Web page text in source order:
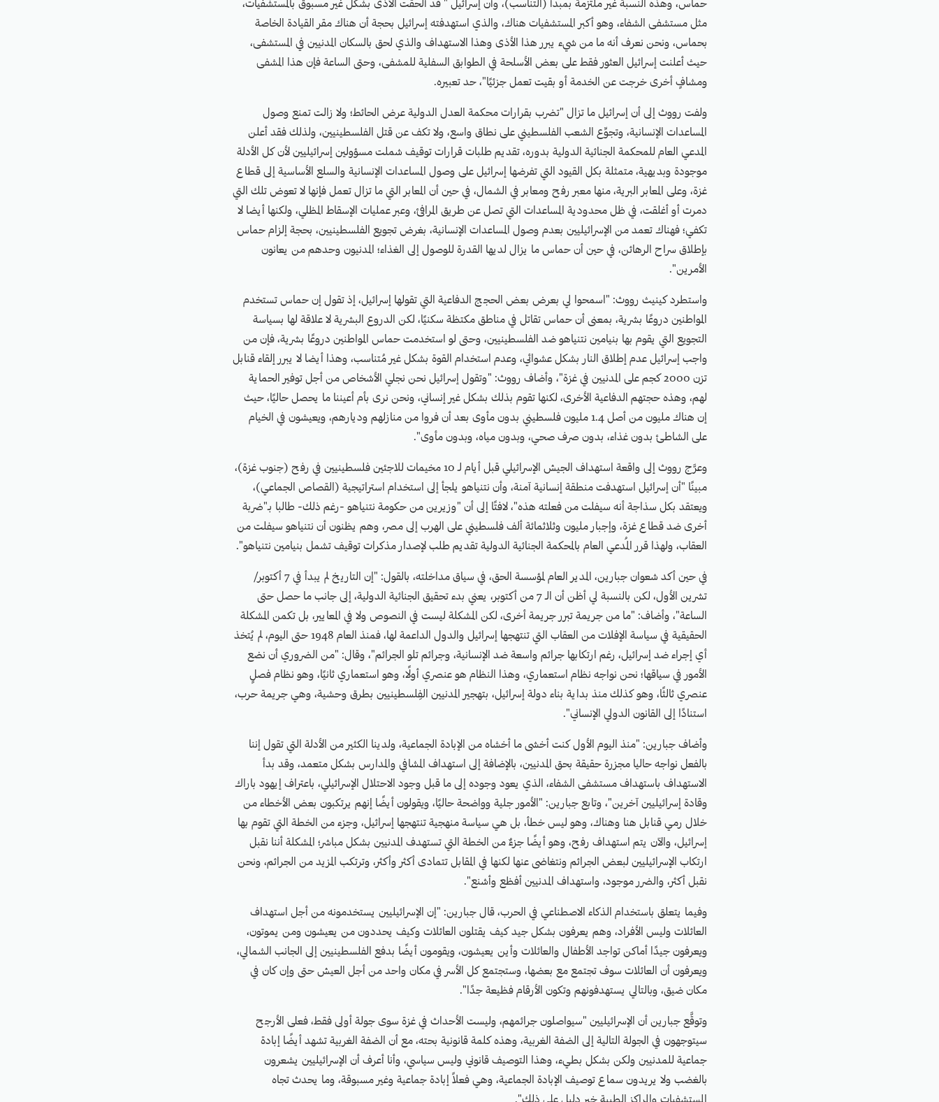
حماس، وهذه النسبة غير ملتزمة بمبدأ (التناسب)، وأن إسرائيل " قد ألحقت الأذى بشكل غير مسبوق بالمستشفيات،
مثل مستشفى الشفاء، وهو أكبر المستشفيات هناك، والذي استهدفته إسرائيل بحجة أن هناك مقر القيادة الخاصة
بحماس، ونحن نعرف أنه ما من شيء يبرر هذا الأذى وهذا الاستهداف والذي لحق بالسكان المدنيين في المستشفى،
حيث أعلنت إسرائيل العثور فقط على بعض الأسلحة في الطوابق السفلية للمشفى، وحتى الساعة فإن هذا المشفى
ومشافٍ أخرى خرجت عن الخدمة أو بقيت تعمل جزئيًا"، حد تعبيره.
ولفت رووث إلى أن إسرائيل ما تزال "تضرب بقرارات محكمة العدل الدولية عرض الحائط؛ ولا زالت تمنع وصول
المساعدات الإنسانية، وتجوِّع الشعب الفلسطيني على نطاق واسع، ولا تكف عن قتل الفلسطينيين، ولذلك فقد أعلن
المدعي العام للمحكمة الجنائية الدولية بدوره، تقديم طلبات قرارات توقيف شملت مسؤولين إسرائيليين لأن كل الأدلة
موجودة وبديهية، متمثلة بكل القيود التي تفرضها إسرائيل على وصول المساعدات الإنسانية والسلع الأساسية إلى قطاع
غزة، وعلى المعابر البرية، منها معبر رفح ومعابر في الشمال، في حين أن المعابر التي ما تزال تعمل فإنها لا تعوض تلك التي
دمرت أو أغلقت، في ظل محدودية المساعدات التي تصل عن طريق المرافئ، وعبر عمليات الإسقاط المظلي، ولكنها أيضا لا
تكفي؛ فهناك تعمد من الإسرائيليين بعدم وصول المساعدات الإنسانية، بغرض تجويع الفلسطينيين، بحجة إلزام حماس
بإطلاق سراح الرهائن، في حين أن حماس ما يزال لديها القدرة للوصول إلى الغذاء؛ المدنيون وحدهم من يعانون
الأمرين".
واستطرد كينيث رووث: "اسمحوا لي بعرض بعض الحجج الدفاعية التي تقولها إسرائيل، إذ تقول إن حماس تستخدم
المواطنين دروعًا بشرية، بمعنى أن حماس تقاتل في مناطق مكتظة سكنيًا، لكن الدروع البشرية لا علاقة لها بسياسة
التجويع التي يقوم بها بنيامين نتنياهو ضد الفلسطينيين، وحتى لو استخدمت حماس المواطنين دروعًا بشرية، فإن من
واجب إسرائيل عدم إطلاق النار بشكل عشوائي، وعدم استخدام القوة بشكل غير مُتناسب، وهذا أيضا لا يبرر إلقاء قنابل
تزن 2000 كجم على المدنيين في غزة"، وأضاف رووث: "وتقول إسرائيل نحن نجلي الأشخاص من أجل توفير الحماية
لهم، وهذه حجتهم الدفاعية الأخرى، لكنها تقوم بذلك بشكل غير إنساني، ونحن نرى بأم أعيننا ما يحصل حاليًا، حيث
إن هناك مليون من أصل 1.4 مليون فلسطيني بدون مأوى بعد أن فروا من منازلهم وديارهم، ويعيشون في الخيام
على الشاطئ بدون غذاء، بدون صرف صحي، وبدون مياه، وبدون مأوى".
وعرَّج رووث إلى واقعة استهداف الجيش الإسرائيلي قبل أيام لـ 10 مخيمات للاجئين فلسطينيين في رفح (جنوب غزة)،
مبينًا "أن إسرائيل استهدفت منطقة إنسانية آمنة، وأن نتنياهو يلجأ إلى استخدام استراتيجية (القصاص الجماعي)،
ويعتقد بكل سذاجة أنه سيفلت من فعلته هذه"، لافتًا إلى أن "وزيرين من حكومة نتنياهو -رغم ذلك- طالبا بـ"ضربة
أخرى ضد قطاع غزة، وإجبار مليون وثلاثمائة ألف فلسطيني على الهرب إلى مصر، وهم يظنون أن نتنياهو سيفلت من
العقاب، ولهذا قرر المُدعي العام بالمحكمة الجنائية الدولية تقديم طلب لإصدار مذكرات توقيف تشمل بنيامين نتنياهو".
في حين أكد شعوان جبارين، المدير العام لمؤسسة الحق، في سياق مداخلته، بالقول: "إن التاريخ لم يبدأ في 7 أكتوبر/
تشرين الأول، لكن بالنسبة لي أظن أن الـ 7 من أكتوبر، يعني بدء تحقيق الجنائية الدولية، إلى جانب ما حصل حتى
الساعة"، وأضاف: "ما من جريمة تبرر جريمة أخرى، لكن المشكلة ليست في النصوص ولا في المعايير، بل تكمن المشكلة
الحقيقية في سياسة الإفلات من العقاب التي تنتهجها إسرائيل والدول الداعمة لها، فمنذ العام 1948 حتى اليوم، لم يُتخذ
أي إجراء ضد إسرائيل، رغم ارتكابها جرائم واسعة ضد الإنسانية، وجرائم تلو الجرائم"، وقال: "من الضروري أن نضع
الأمور في سياقها؛ نحن نواجه نظام استعماري، وهذا النظام هو عنصري أولًا، وهو استعماري ثانيًا، وهو نظام فصلٍ
عنصري ثالثًا، وهو كذلك منذ بداية بناء دولة إسرائيل، بتهجير المدنيين الفِلسطينيين بطرق وحشية، وهي جريمة حرب،
استنادًا إلى القانون الدولي الإنساني".
وأضاف جبارين: "منذ اليوم الأول كنت أخشى ما أخشاه من الإبادة الجماعية، ولدينا الكثير من الأدلة التي تقول إننا
بالفعل نواجه حاليا مجزرة حقيقة بحق المدنيين، بالإضافة إلى استهداف المشافي والمدارس بشكل متعمد، وقد بدأ
الاستهداف باستهداف مستشفى الشفاء، الذي يعود وجوده إلى ما قبل وجود الاحتلال الإسرائيلي، باعتراف إيهود باراك
وقادة إسرائيليين آخرين"، وتابع جبارين: "الأمور جلية وواضحة حاليًا، ويقولون أيضًا إنهم يرتكبون بعض الأخطاء من
خلال رمي قنابل هنا وهناك، وهو ليس خطأ، بل هي سياسة منهجية تنتهجها إسرائيل، وجزء من الخطة التي تقوم بها
إسرائيل، والآن يتم استهداف رفح، وهو أيضًا جزءٌ من الخطة التي تستهدف المدنيين بشكل مباشر؛ المشكلة أننا نقبل
ارتكاب الإسرائيليين لبعض الجرائم ونتغاضى عنها لكنها في المقابل تتمادى أكثر وأكثر، وترتكب المزيد من الجرائم، ونحن
نقبل أكثر، والضرر موجود، واستهداف المدنيين أفظع وأشنع".
وفيما يتعلق باستخدام الذكاء الاصطناعي في الحرب، قال جبارين: "إن الإسرائيليين يستخدمونه من أجل استهداف
العائلات وليس الأفراد، وهم يعرفون بشكل جيد كيف يقتلون العائلات وكيف يحددون من يعيشون ومن يموتون،
ويعرفون جيدًا أماكن تواجد الأطفال والعائلات وأين يعيشون، ويقومون أيضًا بدفع الفلسطينيين إلى الجانب الشمالي،
ويعرفون أن العائلات سوف تجتمع مع بعضها، وستجتمع كل الأسر في مكان واحد من أجل العيش حتى وإن كان في
مكان ضيق، وبالتالي يستهدفونهم وتكون الأرقام فظيعة جدًا".
وتوقَّع جبارين أن الإسرائيليين "سيواصلون جرائمهم، وليست الأحداث في غزة سوى جولة أولى فقط، فعلى الأرجح
سيتوجهون في الجولة التالية إلى الضفة الغربية، وهذه كلمة قانونية بحته، مع أن الضفة الغربية تشهد أيضًا إبادة
جماعية للمدنيين ولكن بشكل بطيء، وهذا التوصيف قانوني وليس سياسي، وأنا أعرف أن الإسرائيليين يشعرون
بالغضب ولا يريدون سماع توصيف الإبادة الجماعية، وهي فعلاً إبادة جماعية وغير مسبوقة، وما يحدث تجاه